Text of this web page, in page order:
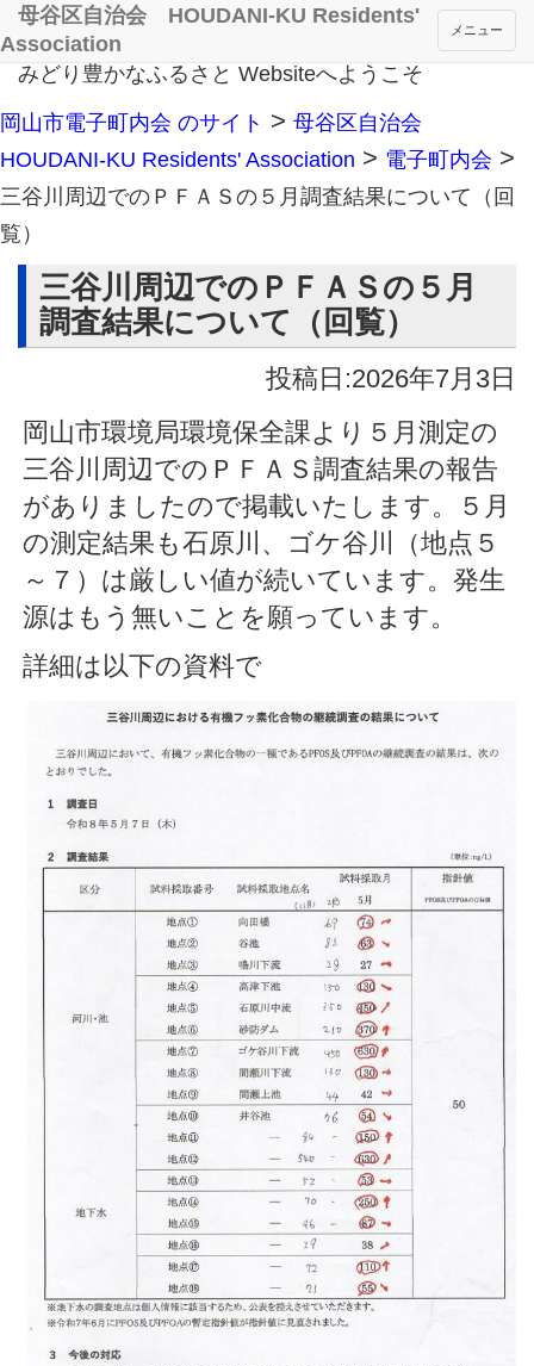
みどり豊かなふるさと Websiteへようこそ
メニュー
母谷区自治会 HOUDANI-KU Residents'
Association
岡山市電子町内会 のサイト > 母谷区自治会
HOUDANI-KU Residents' Association > 電子町内会 >
三谷川周辺でのＰＦＡＳの５月調査結果について（回
覧）
三谷川周辺でのＰＦＡＳの５月
調査結果について（回覧）
投稿日:2026年7月3日
岡山市環境局環境保全課より５月測定の
三谷川周辺でのＰＦＡＳ調査結果の報告
がありましたので掲載いたします。５月
の測定結果も石原川、ゴケ谷川（地点５
～７）は厳しい値が続いています。発生
源はもう無いことを願っています。
詳細は以下の資料で